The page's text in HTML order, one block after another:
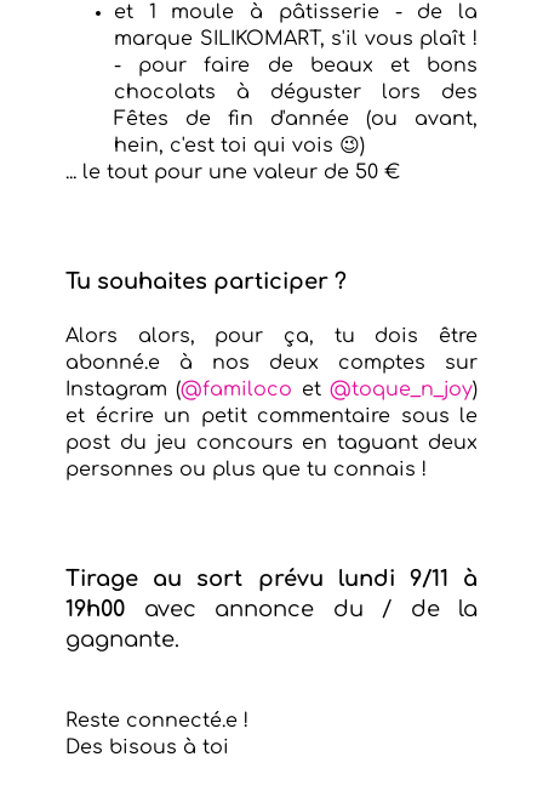
et 1 moule à pâtisserie - de la
marque SILIKOMART, s'il vous plaît !
- pour faire de beaux et bons
chocolats à déguster lors des
Fêtes de fin d'année (ou avant,
hein, c'est toi qui vois 😉)
... le tout pour une valeur de 50 €
Tu souhaites participer ?
Alors alors, pour ça, tu dois être
abonné.e à nos deux comptes sur
Instagram (@familoco et@toque_n_joy)
et écrire un petit commentaire sous le
post du jeu concours en taguant deux
personnes ou plus que tu connais !
Tirage au sort prévu lundi 9/11 à
19h00 avec annonce du / de la
gagnante.
Reste connecté.e !
Des bisous à toi